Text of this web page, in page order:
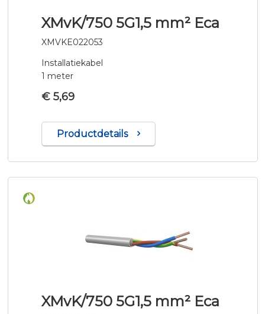
XMvK/750 5G1,5 mm² Eca
XMVKE022053
Installatiekabel
1 meter
€ 5,69
Productdetails
XMvK/750 5G1,5 mm² Eca